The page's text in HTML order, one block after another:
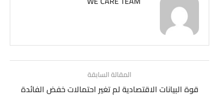
المقالة السابقة
قوة البيانات الاقتصادية لم تغير احتمالات خفض الفائدة